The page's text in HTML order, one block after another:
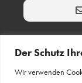
Der Schutz
Wir verwenden
Restez en